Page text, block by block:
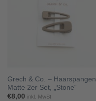
Grech & Co. – Haarspangen
Matte 2er Set, „Stone“
€8,00 inkl. MwSt.